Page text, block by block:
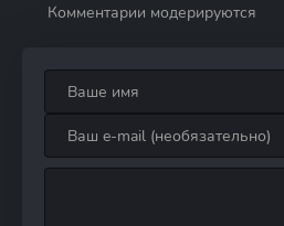
Комментарии модерируются